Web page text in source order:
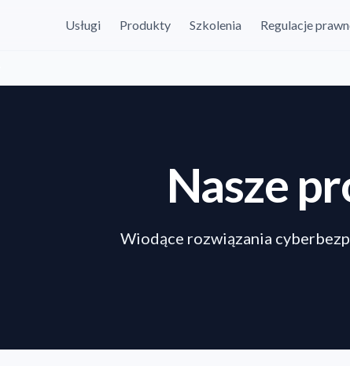
Usługi Produkty Szkolenia Regulacje
Nasze
Wiodące rozwiązania